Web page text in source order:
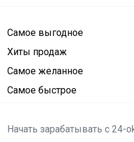
Самое выгодное
Хиты продаж
Самое желанное
Самое быстрое
Начать зарабатывать с 24-